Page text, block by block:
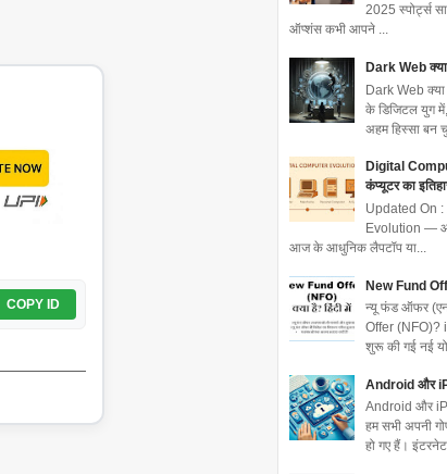
COPY ID
2025 स्पोर्ट्स
ऑप्शंस कभी आपने ...
Dark Web
Dark Web
के डिजिटल युग
अहम हिस्सा बन
Digital
कंप्यूटर का
Updated On
Evolution —
आज के आधुनिक लैपटॉप या...
New Fund
न्यू फंड ऑफर
Offer (NFO)?
शुरू की गई नई
Android और
Android और
हम सभी अपनी
हो गए हैं।